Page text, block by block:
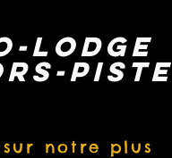
LODGE
PISTE
sur notre plus